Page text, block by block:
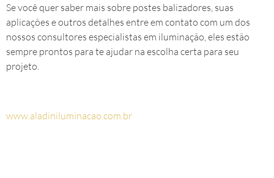
Se você quer saber mais sobre postes balizadores, suas
aplicações e outros detalhes entre em contato com um dos
nossos consultores especialistas em iluminação, eles estão
sempre prontos para te ajudar na escolha certa para seu
projeto.
www.aladiniluminacao.com.br